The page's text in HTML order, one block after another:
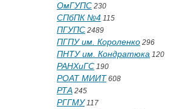
ОмГУПС 230
СПбПК №4 115
ПГУПС 2489
ПГПУ им. Короленко 296
ПНТУ им. Кондратюка 120
РАНХиГС 190
РОАТ МИИТ 608
РТА 245
РГГМУ117